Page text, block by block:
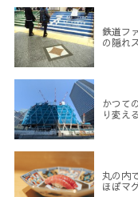
鉄道フ
の隠れ
かつて
り変え
丸の内
ほぼマ